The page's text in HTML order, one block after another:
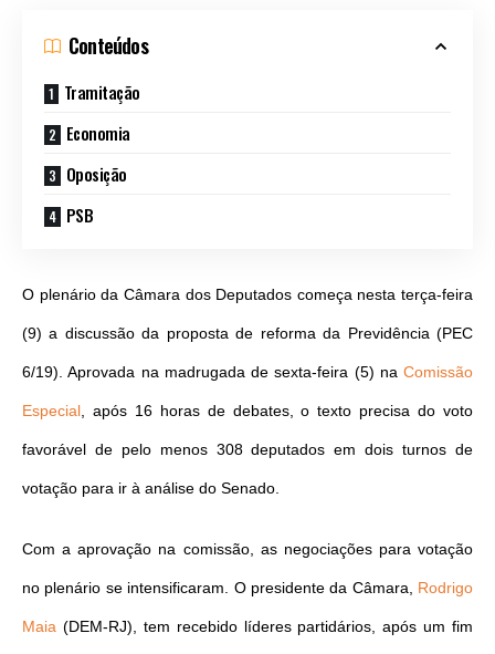
Conteúdos
Tramitação
Economia
Oposição
PSB
O plenário da Câmara dos Deputados começa nesta terça-feira
(9) a discussão da proposta de reforma da Previdência (PEC
6/19). Aprovada na madrugada de sexta-feira (5) na Comissão
Especial , após 16 horas de debates, o texto precisa do voto
favorável de pelo menos 308 deputados em dois turnos de
votação para ir à análise do Senado.
Com a aprovação na comissão, as negociações para votação
no plenário se intensificaram. O presidente da Câmara, Rodrigo
Maia (DEM-RJ), tem recebido líderes partidários, após um fim